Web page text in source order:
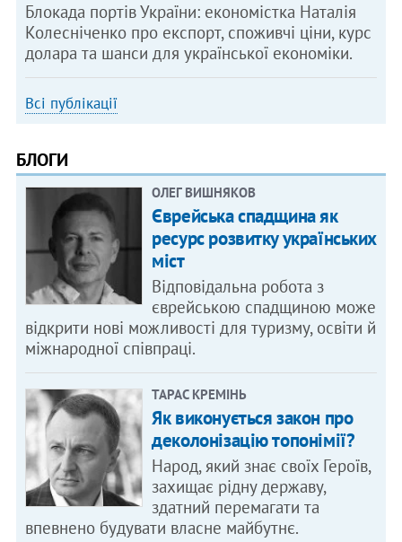
Блокада портів України: економістка Наталія
Колесніченко про експорт, споживчі ціни, курс
долара та шанси для української економіки.
Всі публікації
БЛОГИ
ОЛЕГ ВИШНЯКОВ
Єврейська спадщина як
ресурс розвитку українських
міст
Відповідальна робота з
єврейською спадщиною може
відкрити нові можливості для туризму, освіти й
міжнародної співпраці.
ТАРАС КРЕМІНЬ
Як виконується закон про
деколонізацію топонімії?
Народ, який знає своїх Героїв,
захищає рідну державу,
здатний перемагати та
впевнено будувати власне майбутнє.